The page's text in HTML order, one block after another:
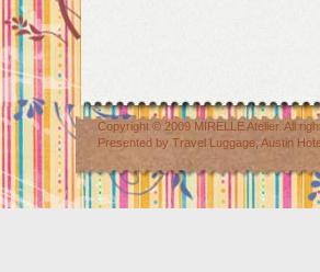
Copyright © 2009 MIRELLE Atelier. All
Presented by Travel Luggage Austin